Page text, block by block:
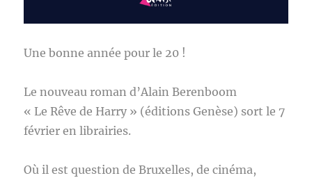
Une bonne année pour le 20 !
Le nouveau roman d’Alain Berenboom
« Le Rêve de Harry » (éditions Genèse) sort le 7
février en librairies.
Où il est question de Bruxelles, de cinéma,